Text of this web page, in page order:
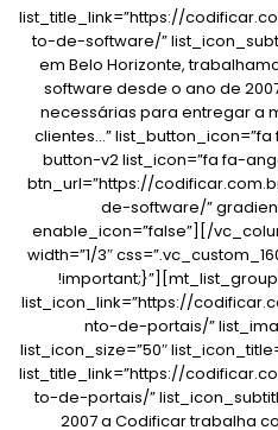
list_title_link=”https://
to-de-software/”
em Belo Horizonte,
software desde o ano de
necessárias para entregar a
clientes…”
button-v2 list_icon=”fa fa-
btn_url=”https://
de-software/”
enable_icon=”false”][/
width=”1/3″
list_icon_link=”https://
nto-de-portais/”
list_icon_size=”50″
list_title_link=”https://
to-de-portais/”
2007 a Codificar trabalha